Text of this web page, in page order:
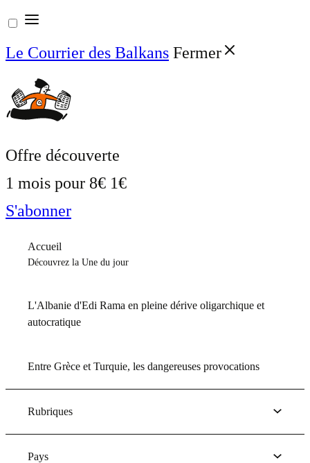
Aller
au
contenu
Le Courrier des Balkans Fermer
Offre découverte
1 mois pour 8€ 1€
S'abonner
Accueil
Découvrez la Une du jour
L'Albanie d'Edi Rama en pleine dérive oligarchique et
autocratique
Entre Grèce et Turquie, les dangereuses provocations
Rubriques
Pays